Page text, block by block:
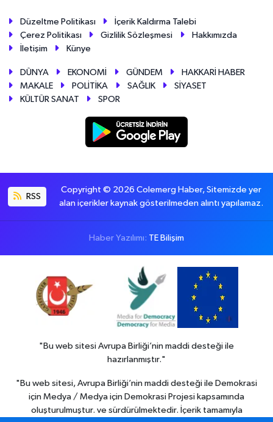
Düzeltme Politikası
İçerik Kaldırma Talebi
Çerez Politikası
Gizlilik Sözleşmesi
Hakkımızda
İletişim
Künye
DÜNYA EKONOMİ GÜNDEM
HAKKARİ HABER
MAKALE
POLİTİKA SAĞLIK
SİYASET
KÜLTÜR SANAT
SPOR
RSS
Copyright © 2026 Colemerg Haber, Sitemizde yer
alan içerikler kaynak gösterilmeden alıntı yapılamaz.
Haber Yazılımı: TE Bilişim
"Bu web sitesi Avrupa Birliği’nin maddi desteği ile
hazırlanmıştır."
"Bu web sitesi, Avrupa Birliği’nin maddi desteği ile Demokrasi
için Medya / Medya için Demokrasi Projesi kapsamında
oluşturulmuştur. ve sürdürülmektedir. İçerik tamamıyla